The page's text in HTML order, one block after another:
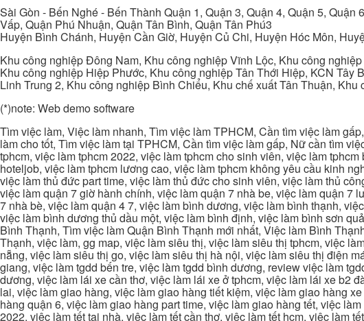
Sài Gòn - Bến Nghé - Bến Thành Quận 1, Quận 3, Quận 4, Quận 5,
Vấp, Quận Phú Nhuận, Quận Tân Bình, Quận Tân Phú3
Huyện Bình Chánh, Huyện Cần Giờ, Huyện Củ Chi, Huyện Hóc Môn,
Khu công nghiệp Đông Nam, Khu công nghiệp Vĩnh Lộc, Khu công
Khu công nghiệp Hiệp Phước, Khu công nghiệp Tân Thới Hiệp, KCN
Linh Trung 2, Khu công nghiệp Bình Chiểu, Khu chế xuất Tân Thuận,
(*)note: Web demo software
Tìm việc làm, Việc làm nhanh, Tìm việc làm TPHCM, Cần tìm việc làm
làm cho tốt, Tìm việc làm tại TPHCM, Cần tìm việc làm gấp, Nữ cần tìm
tphcm, việc làm tphcm 2022, việc làm tphcm cho sinh viên, việc làm
hoteljob, việc làm tphcm lương cao, việc làm tphcm không yêu cầu kinh
việc làm thủ đức part time, việc làm thủ đức cho sinh viên, việc làm thủ
việc làm quận 7 giờ hành chính, việc làm quận 7 nhà be, việc làm quận 7
7 nhà bè, việc làm quận 4 7, việc làm bình dương, việc làm bình thạnh,
việc làm bình dương thủ dầu một, việc làm bình định, việc làm bình sơn
Bình Thạnh, Tìm việc làm Quận Bình Thạnh mới nhất, Việc làm Bình
Thạnh, việc làm, gg map, việc làm siêu thị, việc làm siêu thị tphcm, việc
nẵng, việc làm siêu thị go, việc làm siêu thị hà nội, việc làm siêu thị điện
giang, việc làm tgdd bến tre, việc làm tgdd bình dương, review việc làm
dương, việc làm lái xe cần thơ, việc làm lái xe ở tphcm, việc làm lái xe b2
lai, việc làm giao hàng, việc làm giao hàng tiết kiệm, việc làm giao hàng
hàng quận 6, việc làm giao hàng part time, việc làm giao hàng tết, việc
2022, việc làm tết tại nhà, việc làm tết cần thơ, việc làm tết hcm, việc làm